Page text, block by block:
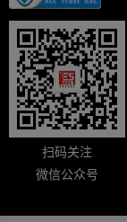
扫码关注
微信公众号